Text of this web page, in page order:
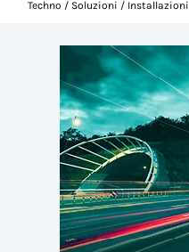
Techno / Soluzioni / Installazioni